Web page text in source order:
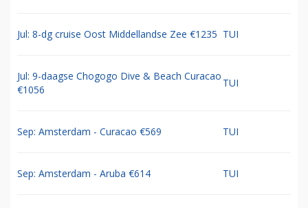
Jul: 8-dg cruise Oost Middellandse Zee €1235 TUI
Jul: 9-daagse Chogogo Dive & Beach Curacao
€1056
TUI
Sep: Amsterdam - Curacao €569 TUI
Sep: Amsterdam - Aruba €614 TUI